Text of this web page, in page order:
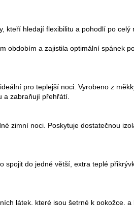
kteří hledají flexibilitu a pohodlí po celý
obdobím a zajistila optimální spánek
pro teplejší noci. Vyrobeno z
a zabraňují přehřátí.
zimní noci. Poskytuje dostatečnou
spojit do jedné větší, extra teplé
látek, které jsou šetrné k pokožce,